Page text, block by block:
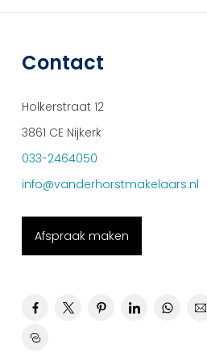
Contact
Holkerstraat 12
3861 CE Nijkerk
033-2464050
info@vanderhorstmakelaars.nl
Afspraak maken